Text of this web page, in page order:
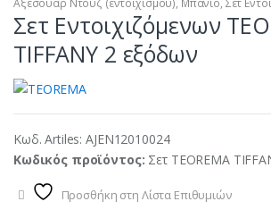
Αξεσουάρ Ντουζ (εντοιχισμού), Μπάνιο, Σετ
Σετ Εντοιχιζόμενων
TIFFANY 2 εξόδων
Κωδ. Artiles: AJEN12010024
Κωδικός προϊόντος: Σετ TEOREMA
Προσθήκη στη Λίστα Επιθυμιών